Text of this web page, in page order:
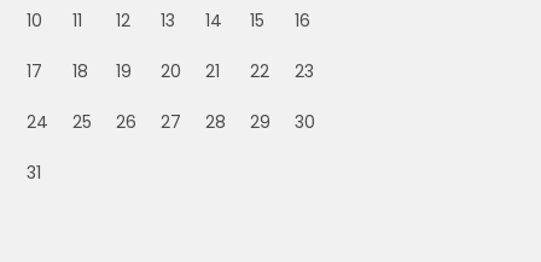
10 11 12 13 14 15 16
17 18 19 20 21 22 23
24 25 26 27 28 29 30
31